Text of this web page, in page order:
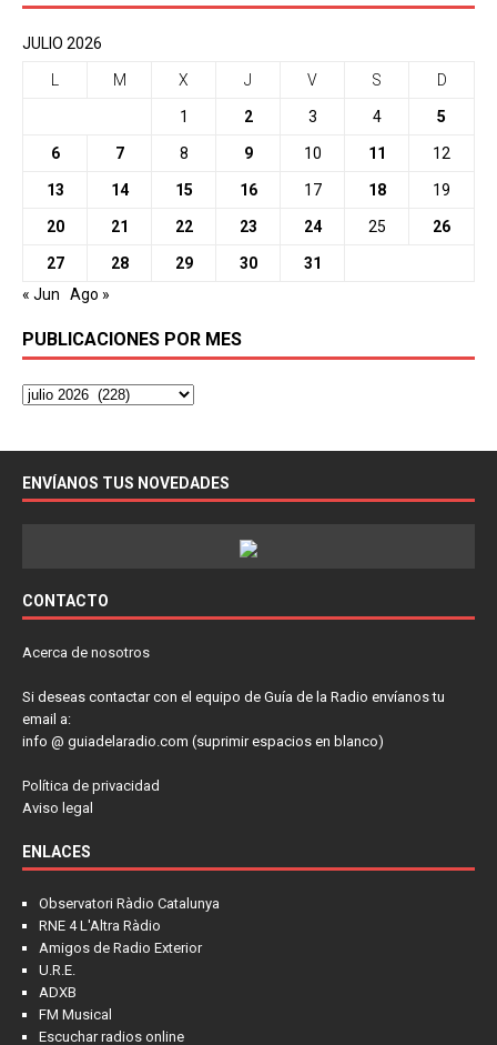
JULIO 2026
M X J V S D
1 2 3 4 5
6 7 8 9 10 11 12
13 14 15 16 17 18 19
20 21 22 23 24 25 26
27 28 29 30
31
« Jun
Ago »
PUBLICACIONES POR MES
ENVÍANOS TUS NOVEDADES
CONTACTO
Acerca de nosotros
Si deseas contactar con el equipo de Guía de la Radio envíanos tu
email a:
info @ guiadelaradio.com (suprimir espacios en blanco)
Política de privacidad
Aviso legal
ENLACES
Observatori Ràdio Catalunya
RNE 4 L'Altra Ràdio
Amigos de Radio Exterior
U.R.E.
ADXB
FM Musical
Escuchar radios online